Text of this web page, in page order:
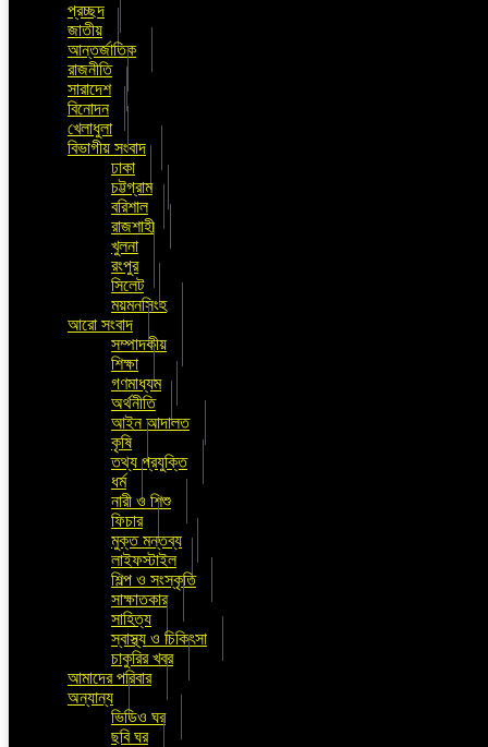
প্রচ্ছদ
জাতীয়
আন্তর্জাতিক
রাজনীতি
সারাদেশ
বিনোদন
খেলাধুলা
বিভাগীয় সংবাদ
ঢাকা
চট্টগ্রাম
বরিশাল
রাজশাহী
খুলনা
রংপুর
সিলেট
ময়মনসিংহ
আরো সংবাদ
সম্পাদকীয়
শিক্ষা
গণমাধ্যম
অর্থনীতি
আইন আদালত
কৃষি
তথ্য প্রযুক্তি
ধর্ম
নারী ও শিশু
ফিচার
মুক্ত মন্তব্য
লাইফস্টাইল
শিল্প ও সংস্কৃতি
সাক্ষাতকার
সাহিত্য
স্বাস্থ্য ও চিকিৎসা
চাকুরির খবর
আমাদের পরিবার
অন্যান্য
ভিডিও ঘর
ছবি ঘর